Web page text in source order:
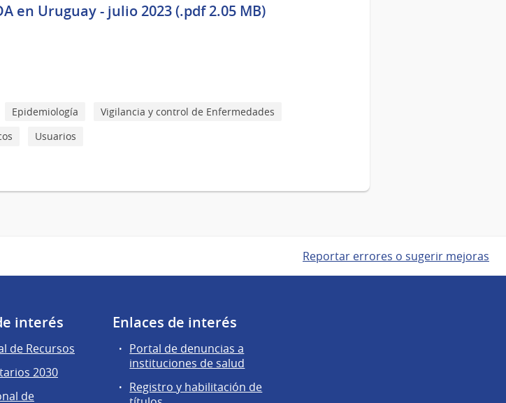
en Uruguay - julio 2023 (.pdf 2.05 MB)
Epidemiología
Vigilancia y control de Enfermedades
Usuarios
Reportar errores o sugerir mejoras
interés
de Recursos
2030
de
Enlaces de interés
Portal de denuncias a
instituciones de salud
Registro y habilitación de